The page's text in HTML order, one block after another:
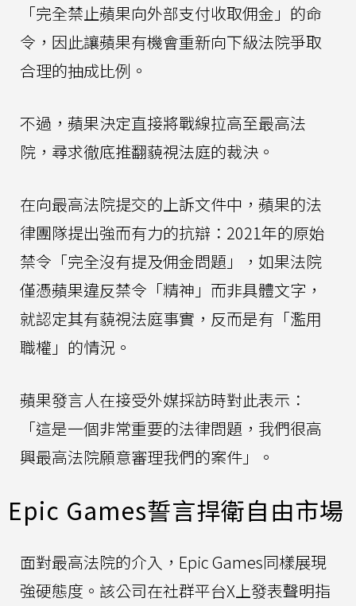
「完全禁止蘋果向外部支付收取佣金」的命
令，因此讓蘋果有機會重新向下級法院爭取
合理的抽成比例。
不過，蘋果決定直接將戰線拉高至最高法
院，尋求徹底推翻藐視法庭的裁決。
在向最高法院提交的上訴文件中，蘋果的法
律團隊提出強而有力的抗辯：2021年的原始
禁令「完全沒有提及佣金問題」，如果法院
僅憑蘋果違反禁令「精神」而非具體文字，
就認定其有藐視法庭事實，反而是有「濫用
職權」的情況。
蘋果發言人在接受外媒採訪時對此表示：
「這是一個非常重要的法律問題，我們很高
興最高法院願意審理我們的案件」。
Epic Games誓言捍衛自由市場
面對最高法院的介入，Epic Games同樣展現
強硬態度。該公司在社群平台X上發表聲明指